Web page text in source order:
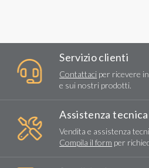
Servizio clienti
Contattaci per ricevere
e sui nostri prodotti.
Assistenza tecnica
Vendita e assistenza
Compila il form per